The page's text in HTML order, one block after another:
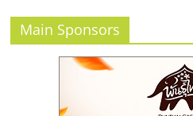
ไชส์,
Main Sponsors